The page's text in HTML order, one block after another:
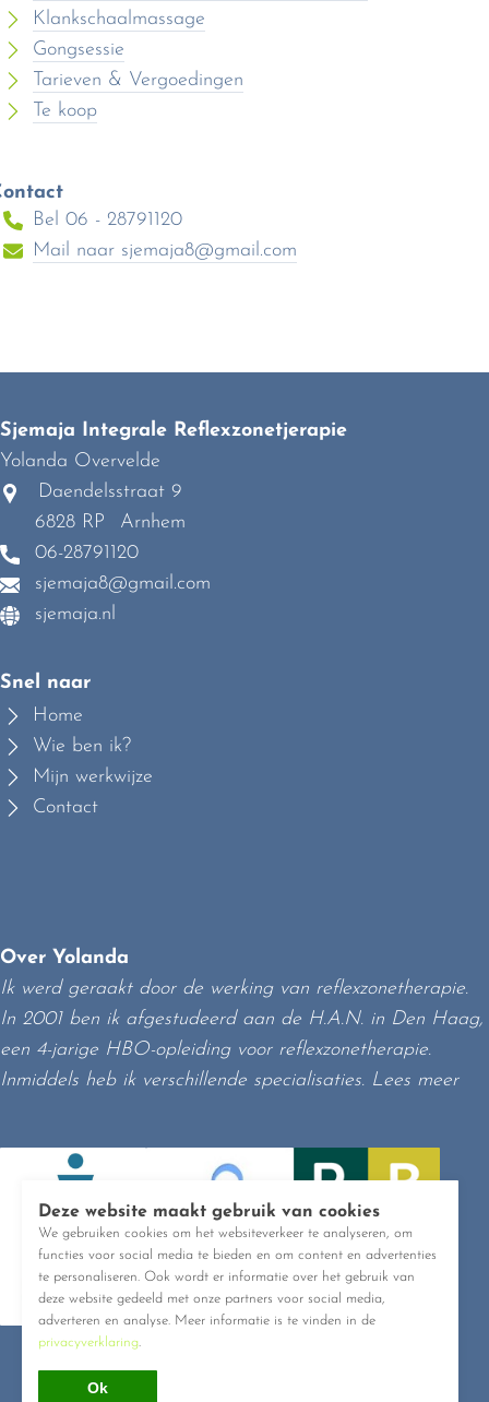
Klankschaalmassage
Gongsessie
Tarieven & Vergoedingen
Te koop
Bel 06 - 28791120
Mail naar sjemaja8@gmail.com
Sjemaja Integrale Reflexzonetjerapie
Yolanda Overvelde
Daendelsstraat 9
6828 RP
Arnhem
06-28791120
sjemaja8@gmail.com
sjemaja.nl
Snel naar
Home
Wie ben ik?
Mijn werkwijze
Contact
Over Yolanda
Ik werd geraakt door de werking van reflexzonetherapie.
In 2001 ben ik afgestudeerd aan de H.A.N. in Den Haag,
een 4-jarige HBO-opleiding voor reflexzonetherapie.
Inmiddels heb ik verschillende specialisaties. Lees meer
Deze website maakt gebruik van cookies
We gebruiken cookies om het websiteverkeer te analyseren, om
functies voor social media te bieden en om content en advertenties
te personaliseren. Ook wordt er informatie over het gebruik van
deze website gedeeld met onze partners voor social media,
adverteren en analyse. Meer informatie is te vinden in de
privacyverklaring.
Ok